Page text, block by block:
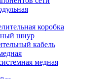
коробка
шнур
кабель
медная